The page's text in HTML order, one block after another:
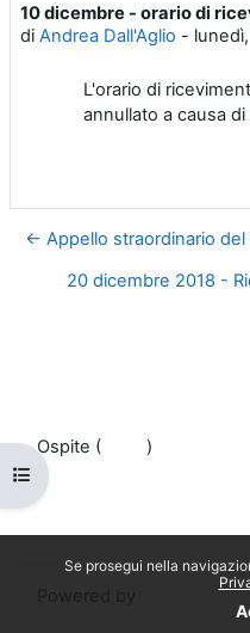
Se prosegui nella
Apri indice del corso
10 dicembre - orario di
di Andrea Dall'Aglio -
Numero di risposte: 0
L'orario di
annullato a causa
← Appello straordinario del
20 dicembre 2018 -
Ospite (
)
Politiche
Ottieni l'app mobile